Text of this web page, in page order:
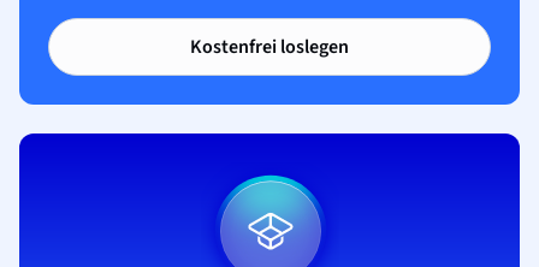
Kostenfrei loslegen